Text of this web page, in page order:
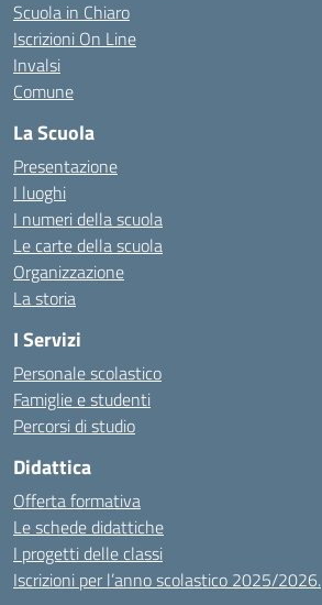
Scuola in Chiaro
Iscrizioni On Line
Invalsi
Comune
La Scuola
Presentazione
I luoghi
I numeri della scuola
Le carte della scuola
Organizzazione
La storia
I Servizi
Personale scolastico
Famiglie e studenti
Percorsi di studio
Didattica
Offerta formativa
Le schede didattiche
I progetti delle classi
Iscrizioni per l’anno scolastico 2025/2026.